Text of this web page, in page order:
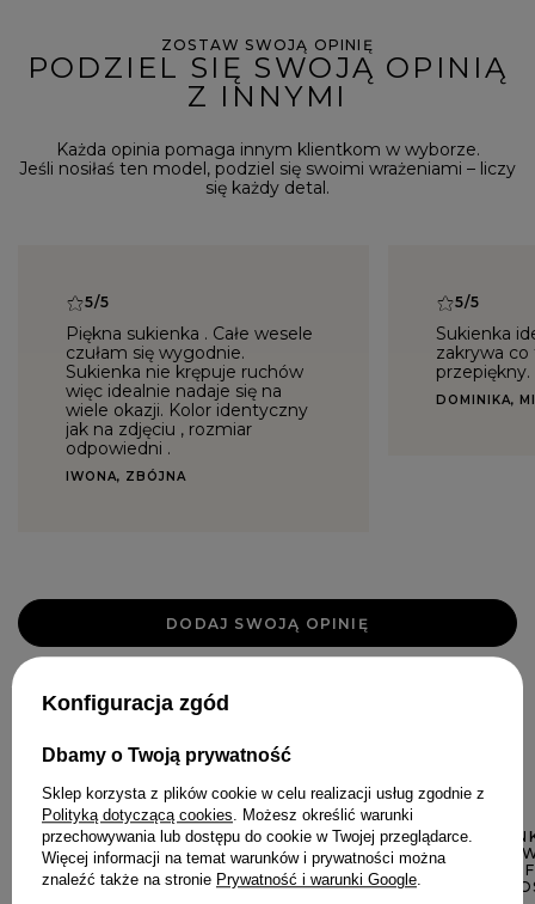
ZOSTAW SWOJĄ OPINIĘ
PODZIEL SIĘ SWOJĄ OPINIĄ
Z INNYMI
Każda opinia pomaga innym klientkom w wyborze.
Jeśli nosiłaś ten model, podziel się swoimi wrażeniami – liczy
się każdy detal.
5/5
Piękna sukienka . Całe wesele
czułam się wygodnie.
Sukienka nie krępuje ruchów
więc idealnie nadaje się na
wiele okazji. Kolor identyczny
jak na zdjęciu , rozmiar
odpowiedni .
IWONA, ZBÓJNA
5/5
Sukienka
zakrywa
DOMINIKA,
DODAJ SWOJĄ OPINIĘ
W PODOBNYM KOLORZE
FLARE -
DEKOLTEM,
ODPINANĄ
Konfiguracja zgód
Dbamy o Twoją prywatność
Sklep korzysta z plików cookie w celu realizacji usług zgodnie z
Polityką dotyczącą cookies . Możesz określić warunki
przechowywania lub dostępu do cookie w Twojej przeglądarce.
Więcej informacji na temat warunków i prywatności można
znaleźć także na stronie Prywatność i warunki Google